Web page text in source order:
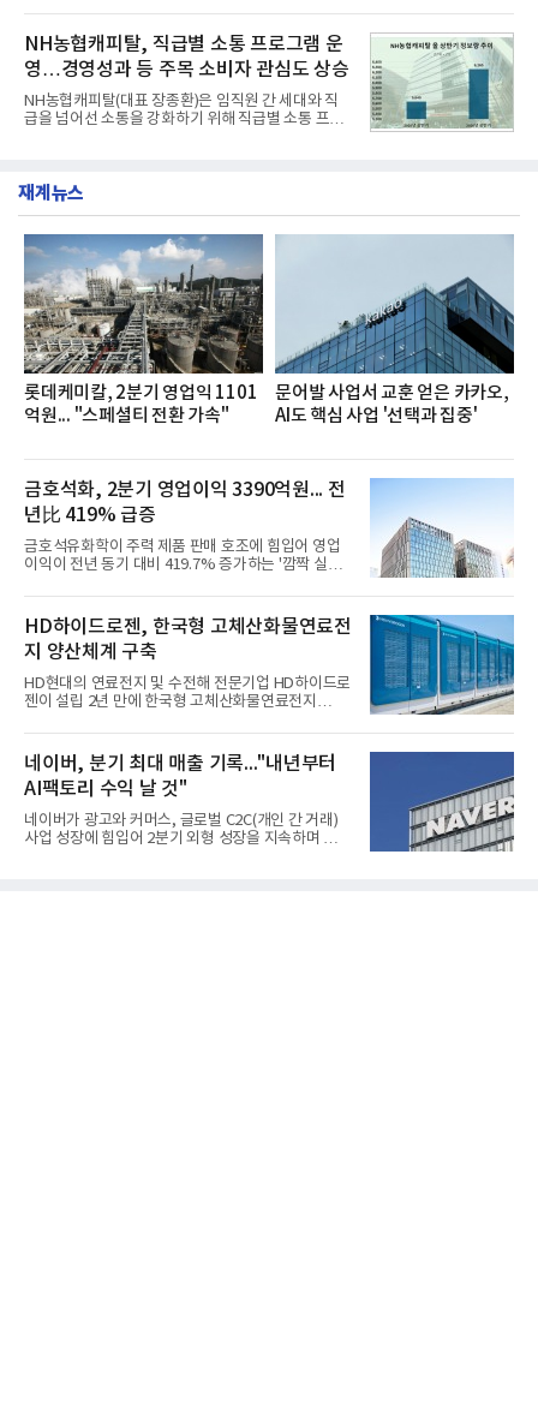
넘
혔다.‘동대문식 닭한마리 칼국수’는 예상을 뛰어넘는
소비자 호응에 힘입어 지난 7월 13일 첫 선을 보인 지
단 18일 만에 누적 판매량 50만 개를 돌파하는 성과를
거두었다.이번 신제품은 개발진이 전국의 닭한마리
전문점을 직접 찾아 다니며 최적의 육수 비율을 완성
했다. 자극적이지 않으면서도 깊은 닭육수에 마늘의
개운한 풍미를 더했으며, 국물이 잘 배어들면서도 쫄
서도
NH농협캐피탈, 직급별 소통 프로그램 운
영…경영성과 등 주목 소비자 관심도 상승
NH농협캐피탈(대표 장종환)은 임직원 간 세대와 직
급을 넘어선 소통을 강화하기 위해 직급별 소통 프로
영지원부 홍보팀과 2026년 새로이(e)＊가 공동 주관
쳐 진행됐다.참고로 새로이(e)는 NH농협캐피탈 MZ
세대들로(과장~계장) 구성된 자율 참여조직으로, 조
직문화 혁신과 업무 효율성 향상을 위한 다양한 활동
을 추진하며,새로운 변화와 이로운 영향력을 조직전
반에 전파하는 역할
재계뉴스
롯데케미칼, 2분기 영업익 1101
억원... "스페셜티 전환 가속"
문어발 사업서 교훈 얻은 카카오,
AI도 핵심 사업 '선택과 집중'
금호석화, 2분기 영업이익 3390억원... 전
년比 419% 급증
금호석유화학이 주력 제품 판매 호조에 힘입어 영업
이익이 전년 동기 대비 419.7% 증가하는 '깜짝 실
업이익이 3390억원으로 지난해 동기보다 419.7% 증
가한 것으로 잠정 집계됐다고 7일 공시했다.매출은 2
조2682억원으로 지난해 동기 대비 27.9% 증가했다.
순이익은 3004억원으로 420.4% 늘었다.이번 호실적
은 주력 제품인 NB라텍스와 합성수지 판매 호조가 견
인한 것으로 풀이된다. 미국의 중국산 의료용 고무장
갑 관세 인상 이후 동남아 장갑업체의 가동률이 높아
성이 개선됐다.금호석유
HD하이드로젠, 한국형 고체산화물연료전
지 양산체계 구축
HD현대의 연료전지 및 수전해 전문기업 HD하이드로
젠이 설립 2년 만에 한국형 고체산화물연료전지
본격적인 시장 공략에 나선다.HD하이드로젠은 최근
한국전기안전공사(KESCO)로부터 SOFC 발전설비
‘HD250’과 ‘HD300’, 제조시설에 대한 사용전검사를
완료하고 제품 양산체계 구축했다고 밝혔다.HD250
과 HD300은 각각 249kW급과 285kW급의 중소형 발
전용 SOFC 제품이다. 이번 검사를 통해 HD하이드로
젠은 제품과 제조시설의 전기설비 안전성과 적합성을
네이버, 분기 최대 매출 기록..."내년부터
AI팩토리 수익 날 것"
네이버가 광고와 커머스, 글로벌 C2C(개인 간 거래)
사업 성장에 힘입어 2분기 외형 성장을 지속하며 역대